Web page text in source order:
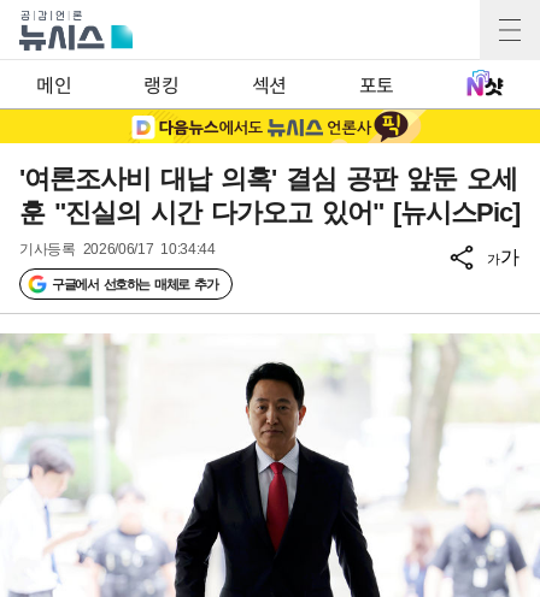
메인 랭킹 섹션 포토
'여론조사비 대납 의혹' 결심 공판 앞둔 오세
훈 "진실의 시간 다가오고 있어" [뉴시스Pic]
기사등록 2026/06/17 10:34:44
구글에서 선호하는 매체로 추가
가가